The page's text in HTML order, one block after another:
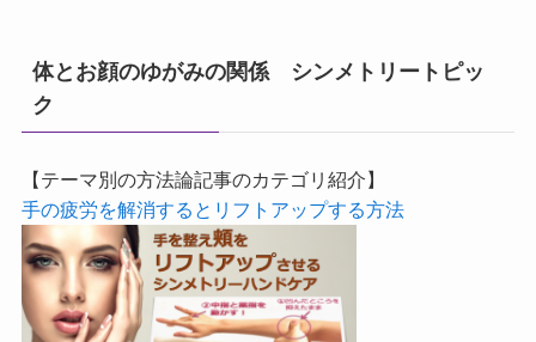
体とお顔のゆがみの関係 シンメトリートピッ
ク
【テーマ別の方法論記事のカテゴリ紹介】
手の疲労を解消するとリフトアップする方法